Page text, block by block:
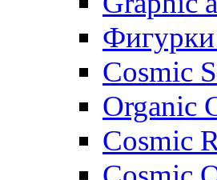
Cosmic
Organic
Cosmic